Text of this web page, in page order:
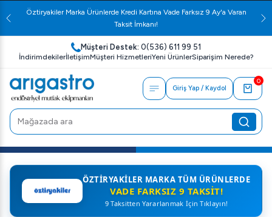
Öztiryakiler Marka Ürünlerde Kredi Kartına Vade Farksız 9 Ay'a Varan
Taksit İmkanı!
Müşteri Destek: 0(536) 611 99 51
İndirimdekilerİletişimMüşteri HizmetleriYeni ÜrünlerSiparişim Nerede?
Giriş Yap / Kaydol
0
ÖZTIRYAKILER MARKA TÜM ÜRÜNLERDE
VADE FARKSIZ 9 TAKSIT!
9 Taksitten Yararlanmak İçin Tıklayın!